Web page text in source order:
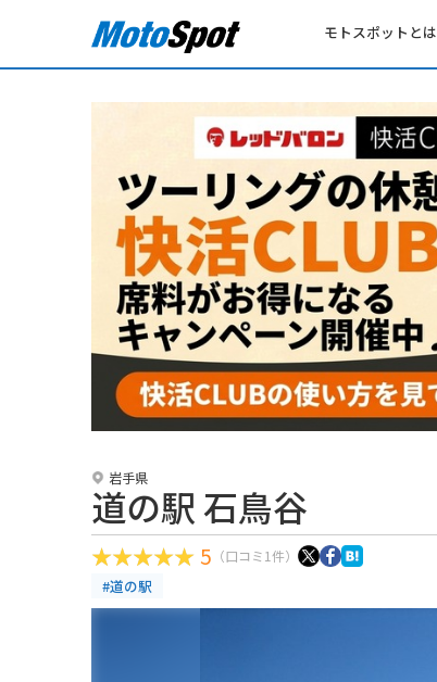
モトスポットとは
岩手県
道の駅 石鳥谷
5 （口コミ1件）
#道の駅